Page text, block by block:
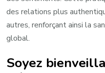
des relations plus
autres, renforçant ainsi la
global.
Soyez